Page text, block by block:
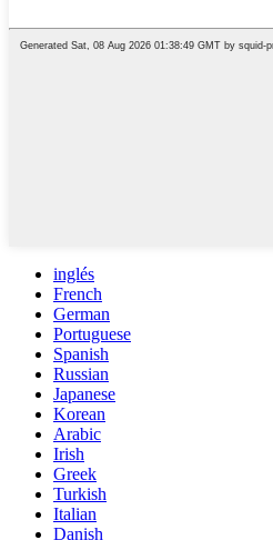
inglés
French
German
Portuguese
Spanish
Russian
Japanese
Korean
Arabic
Irish
Greek
Turkish
Italian
Danish